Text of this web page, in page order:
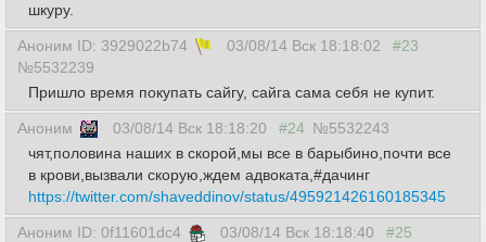
шкуру.
Аноним ID: 3929022b74 03/08/14 Вск 18:18:02
#23
№5532239
Пришло время покупать сайгу, сайга сама себя не купит.
Аноним 03/08/14 Вск 18:18:20 #24 №5532243
чят,половина наших в скорой,мы все в барыбино,почти все
в крови,вызвали скорую,ждем адвоката,#дачинг
https://twitter.com/shaveddinov/status/495921426160185345
Аноним ID: 0f11601dc4 03/08/14 Вск 18:18:40
#25